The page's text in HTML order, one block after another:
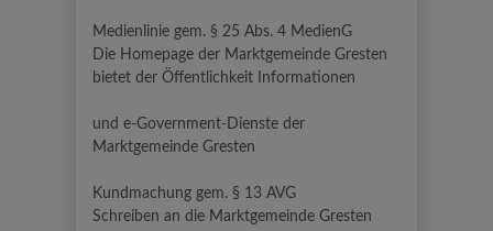
Medienlinie gem. § 25 Abs. 4 MedienG
Die Homepage der Marktgemeinde Gresten
bietet der Öffentlichkeit Informationen
und e-Government-Dienste der
Marktgemeinde Gresten
Kundmachung gem. § 13 AVG
Schreiben an die Marktgemeinde Gresten